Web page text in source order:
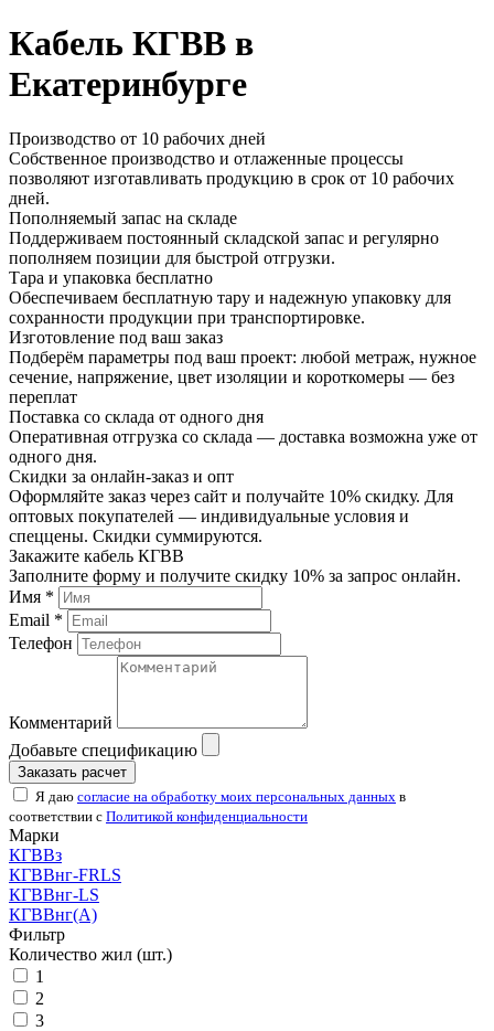
Кабель КГВВ в
Екатеринбурге
Производство от 10 рабочих дней
Собственное производство и отлаженные процессы
позволяют изготавливать продукцию в срок от 10 рабочих
дней.
Пополняемый запас на складе
Поддерживаем постоянный складской запас и регулярно
пополняем позиции для быстрой отгрузки.
Тара и упаковка бесплатно
Обеспечиваем бесплатную тару и надежную упаковку для
сохранности продукции при транспортировке.
Изготовление под ваш заказ
Подберём параметры под ваш проект: любой метраж, нужное
сечение, напряжение, цвет изоляции и короткомеры — без
переплат
Поставка со склада от одного дня
Оперативная отгрузка со склада — доставка возможна уже от
одного дня.
Скидки за онлайн-заказ и опт
Оформляйте заказ через сайт и получайте 10% скидку. Для
оптовых покупателей — индивидуальные условия и
спеццены. Скидки суммируются.
Закажите кабель КГВВ
Заполните форму и получите скидку 10% за запрос онлайн.
Имя *
Email *
Телефон
Комментарий
Добавьте спецификацию
Заказать расчет
Я даю согласие на обработку моих персональных данных в
соответствии с Политикой конфиденциальности
Марки
КГВВз
КГВВнг-FRLS
КГВВнг-LS
КГВВнг(А)
Фильтр
Количество жил (шт.)
1
2
3